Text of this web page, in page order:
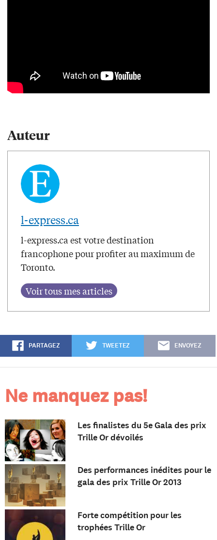
Auteur
l-express.ca
l-express.ca est votre destination
francophone pour profiter au maximum de
Toronto.
PARTAGEZ TWEETEZ ENVOYEZ
Ne manquez pas!
Les finalistes du 5e Gala des prix
Trille Or dévoilés
Des performances inédites pour le
gala des prix Trille Or 2013
Forte compétition pour les
trophées Trille Or